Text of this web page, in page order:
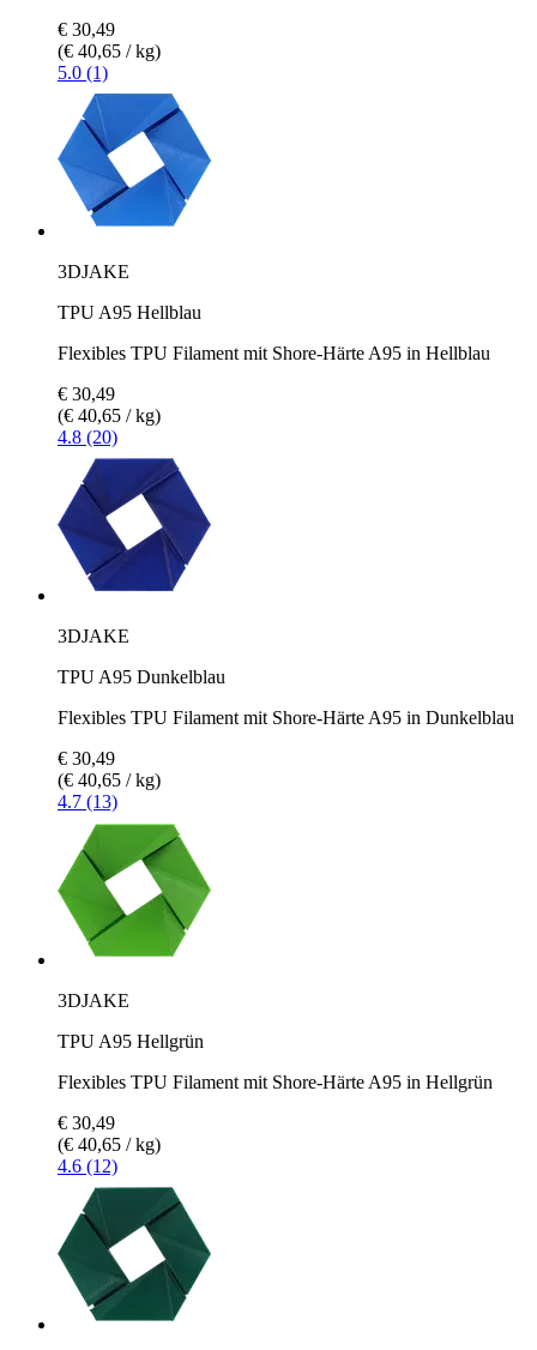
€ 30,49
(€ 40,65 / kg)
5.0 (1)
3DJAKE
TPU A95 Hellblau
Flexibles TPU Filament mit Shore-Härte A95 in Hellblau
€ 30,49
(€ 40,65 / kg)
4.8 (20)
3DJAKE
TPU A95 Dunkelblau
Flexibles TPU Filament mit Shore-Härte A95 in Dunkelblau
€ 30,49
(€ 40,65 / kg)
4.7 (13)
3DJAKE
TPU A95 Hellgrün
Flexibles TPU Filament mit Shore-Härte A95 in Hellgrün
€ 30,49
(€ 40,65 / kg)
4.6 (12)